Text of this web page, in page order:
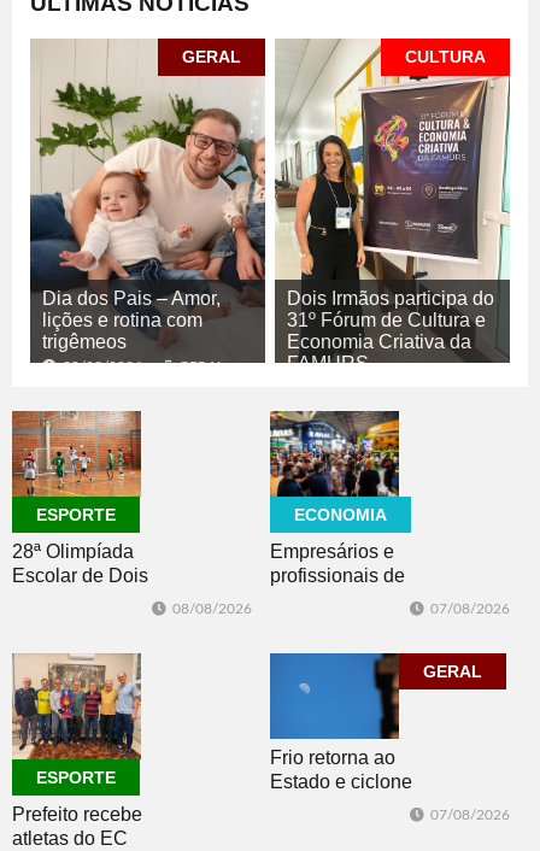
GERAL
Dia dos Pais – Amor,
lições e rotina com
trigêmeos
08/08/2026 GERAL
CULTURA
Dois Irmãos participa do
31º Fórum de Cultura e
Economia Criativa da
FAMURS
CULTURA
ESPORTE
28ª Olimpíada
Escolar de Dois
08/08/2026
ECONOMIA
Empresários e
profissionais de
07/08/2026
ESPORTE
Prefeito recebe
atletas do EC
GERAL
Frio retorna ao
Estado e ciclone
07/08/2026